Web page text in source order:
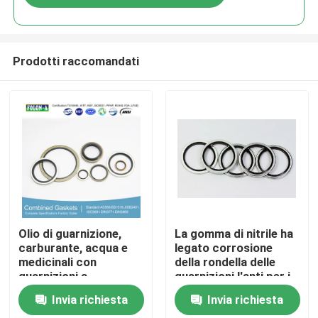
Prodotti
Video
Prodotti raccomandati
Olio di guarnizione,
carburante, acqua e
medicinali con
guarnizioni a
pressione
Invia richiesta
La gomma di nitrile ha
legato corrosione
della rondella delle
guarnizioni l'anti per i
cilindri
Invia richiesta